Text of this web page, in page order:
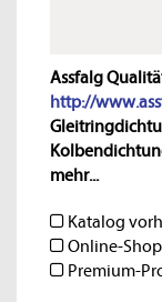
Assfalg
http://
mehr...
Katalog
Online-
Premium-